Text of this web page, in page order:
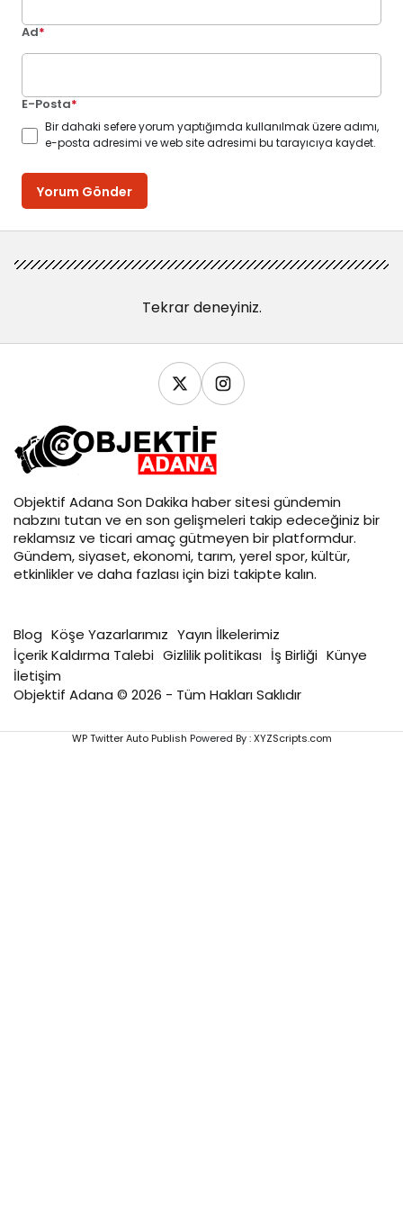
Ad*
E-Posta*
Bir dahaki sefere yorum yaptığımda kullanılmak üzere adımı,
e-posta adresimi ve web site adresimi bu tarayıcıya kaydet.
Yorum Gönder
Tekrar deneyiniz.
Objektif Adana Son Dakika haber sitesi gündemin
nabzını tutan ve en son gelişmeleri takip edeceğiniz bir
reklamsız ve ticari amaç gütmeyen bir platformdur.
Gündem, siyaset, ekonomi, tarım, yerel spor, kültür,
etkinlikler ve daha fazlası için bizi takipte kalın.
Blog Köşe Yazarlarımız Yayın İlkelerimiz
İçerik Kaldırma Talebi Gizlilik politikası İş Birliği Künye
İletişim
Objektif Adana © 2026 - Tüm Hakları Saklıdır
WP Twitter Auto Publish Powered By :XYZScripts.com